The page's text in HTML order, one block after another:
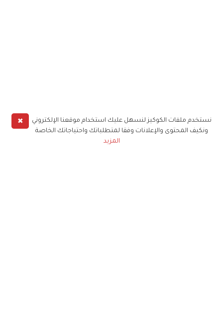
✖
نستخدم ملفات الكوكيز لنسهل عليك استخدام موقعنا الإلكتروني
ونكيف المحتوى والإعلانات وفقا لمتطلباتك واحتياجاتك الخاصة
المزيد